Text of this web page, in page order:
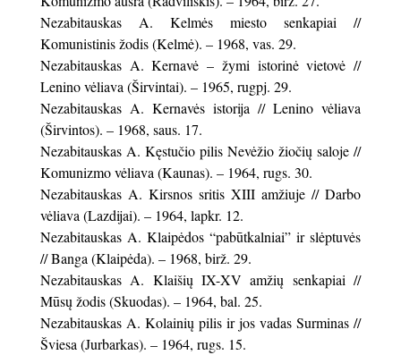
Nezabitauskas A. Kelmės miesto senkapiai //
Komunistinis žodis (Kelmė). – 1968, vas. 29.
Nezabitauskas A. Kernavė – žymi istorinė vietovė //
Lenino vėliava (Širvintai). – 1965, rugpj. 29.
Nezabitauskas A. Kernavės istorija // Lenino vėliava
(Širvintos). – 1968, saus. 17.
Nezabitauskas A. Kęstučio pilis Nevėžio žiočių saloje //
Komunizmo vėliava (Kaunas). – 1964, rugs. 30.
Nezabitauskas A. Kirsnos sritis XIII amžiuje // Darbo
vėliava (Lazdijai). – 1964, lapkr. 12.
Nezabitauskas A. Klaipėdos “pabūtkalniai” ir slėptuvės
// Banga (Klaipėda). – 1968, birž. 29.
Nezabitauskas A. Klaišių IX-XV amžių senkapiai //
Mūsų žodis (Skuodas). – 1964, bal. 25.
Nezabitauskas A. Kolainių pilis ir jos vadas Surminas //
Šviesa (Jurbarkas). – 1964, rugs. 15.